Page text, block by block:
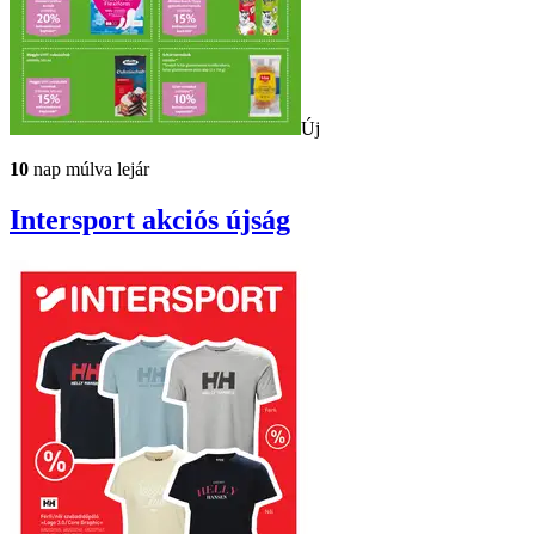
Új
10 nap múlva lejár
Intersport akciós újság